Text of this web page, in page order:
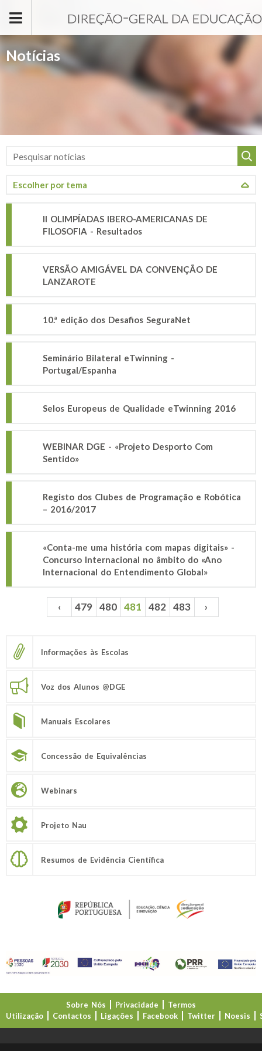
Notícias
II OLIMPÍADAS IBERO-AMERICANAS DE
FILOSOFIA - Resultados
VERSÃO AMIGÁVEL DA CONVENÇÃO DE
LANZAROTE
10.ª edição dos Desafios SeguraNet
Seminário Bilateral eTwinning -
Portugal/Espanha
Selos Europeus de Qualidade eTwinning 2016
WEBINAR DGE - «Projeto Desporto Com
Sentido»
Registo dos Clubes de Programação e Robótica
– 2016/2017
«Conta-me uma história com mapas digitais» -
Concurso Internacional no âmbito do «Ano
Internacional do Entendimento Global»
Páginas ‹ 479 480 481 482 483 ›
Informações às Escolas
Voz dos Alunos @DGE
Manuais Escolares
Concessão de Equivalências
Webinars
Projeto Nau
Resumos de Evidência Científica
Sobre Nós Privacidade
Termos
Utilização
Contactos Ligações Facebook Twitter Noesis